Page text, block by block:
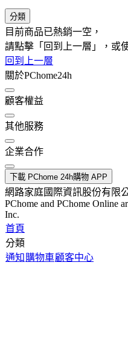
分類
目前商品已熱銷一空，
請點擊「回到上一層」，或
回到上一層
關於PChome24h
顧客權益
其他服務
企業合作
下載 PChome 24h購物 APP
網路家庭國際資訊股份有限
PChome and PChome Online
Inc.
首頁
分類
通知 購物車顧客中心